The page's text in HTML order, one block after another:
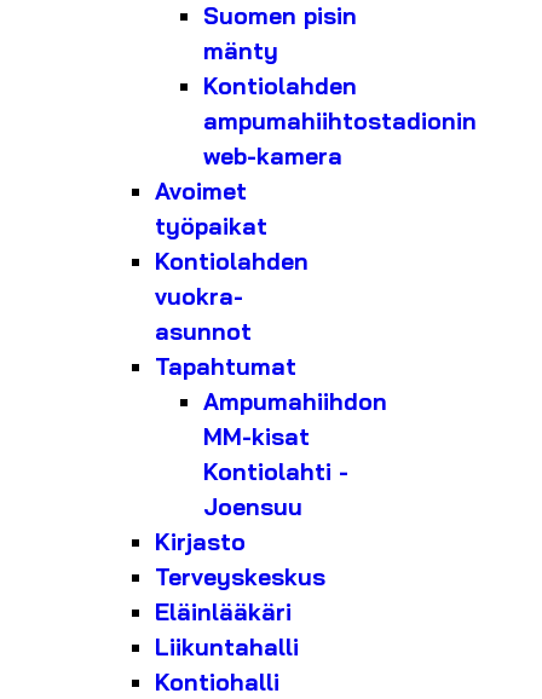
Suomen pisin
mänty
Kontiolahden
ampumahiihtostadionin
web-kamera
Avoimet
työpaikat
Kontiolahden
vuokra-
asunnot
Tapahtumat
Ampumahiihdon
MM-kisat
Kontiolahti -
Joensuu
Kirjasto
Terveyskeskus
Eläinlääkäri
Liikuntahalli
Kontiohalli